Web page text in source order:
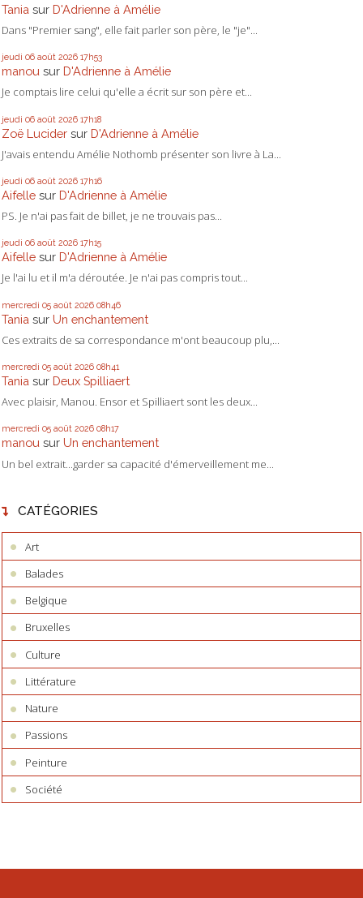
Tania sur D'Adrienne à Amélie
Dans "Premier sang", elle fait parler son père, le "je"...
jeudi 06 août 2026 17h53
manou sur D'Adrienne à Amélie
Je comptais lire celui qu'elle a écrit sur son père et...
jeudi 06 août 2026 17h18
Zoë Lucider sur D'Adrienne à Amélie
J'avais entendu Amélie Nothomb présenter son livre à La...
jeudi 06 août 2026 17h16
Aifelle sur D'Adrienne à Amélie
PS. Je n'ai pas fait de billet, je ne trouvais pas...
jeudi 06 août 2026 17h15
Aifelle sur D'Adrienne à Amélie
Je l'ai lu et il m'a déroutée. Je n'ai pas compris tout...
mercredi 05 août 2026 08h46
Tania sur Un enchantement
Ces extraits de sa correspondance m'ont beaucoup plu,...
mercredi 05 août 2026 08h41
Tania sur Deux Spilliaert
Avec plaisir, Manou. Ensor et Spilliaert sont les deux...
mercredi 05 août 2026 08h17
manou sur Un enchantement
Un bel extrait...garder sa capacité d'émerveillement me...
CATÉGORIES
Art
Balades
Belgique
Bruxelles
Culture
Littérature
Nature
Passions
Peinture
Société